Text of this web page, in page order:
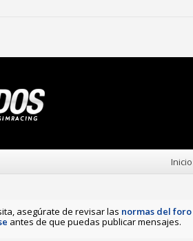
Inicio
asegúrate de revisar las normas del foro
antes de que puedas publicar mensajes.